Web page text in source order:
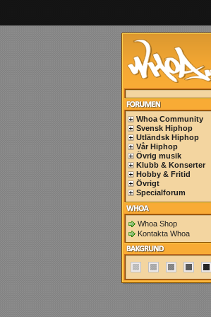
Whoa Community
Svensk Hiphop
Utländsk Hiphop
Vår Hiphop
Övrig musik
Klubb & Konserter
Hobby & Fritid
Övrigt
Specialforum
Whoa Shop
Kontakta Whoa